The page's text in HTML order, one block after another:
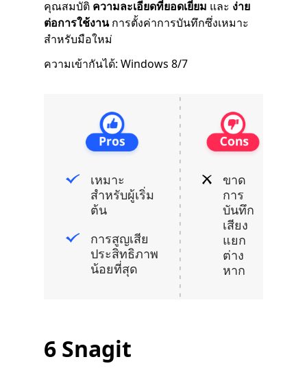
คุณสมบัติ ความละเอียดที่ยอดเยี่ยม และ ง่าย
ต่อการใช้งานการตั้งค่าการบันทึกซึ่งเหมาะ
สำหรับมือใหม่
ความเข้ากันได้: Windows 8/7
เหมาะ
สำหรับผู้เริ่ม
ต้น
การสูญเสีย
ประสิทธิภาพ
น้อยที่สุด
ขาด
การ
บันทึก
เสียง
แยก
ต่าง
หาก
6 Snagit